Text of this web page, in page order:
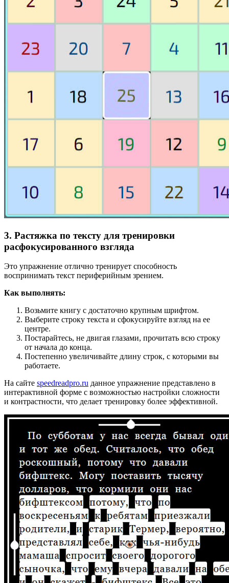
3. Растяжка по тексту для тренировки
расфокусированного взгляда
Это упражнение отлично тренирует способность
воспринимать текст периферийным зрением.
Как выполнять:
Возьмите книгу с достаточно крупным шрифтом.
Выберите строку текста и сфокусируйте взгляд на ее
центре.
Постарайтесь, не двигая глазами, прочитать всю строку
от начала до конца.
Постепенно увеличивайте длину строк, с которыми вы
работаете.
На сайте speedreadpro.ru данное упражнение представлено в
интерактивной форме с возможностью настройки сложности
и контрастности, что делает тренировку более эффективной.